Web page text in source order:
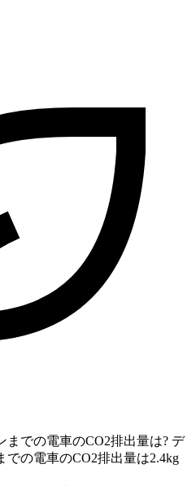
までの電車のCO2排出量は? デ
での電車のCO2排出量は2.4kg